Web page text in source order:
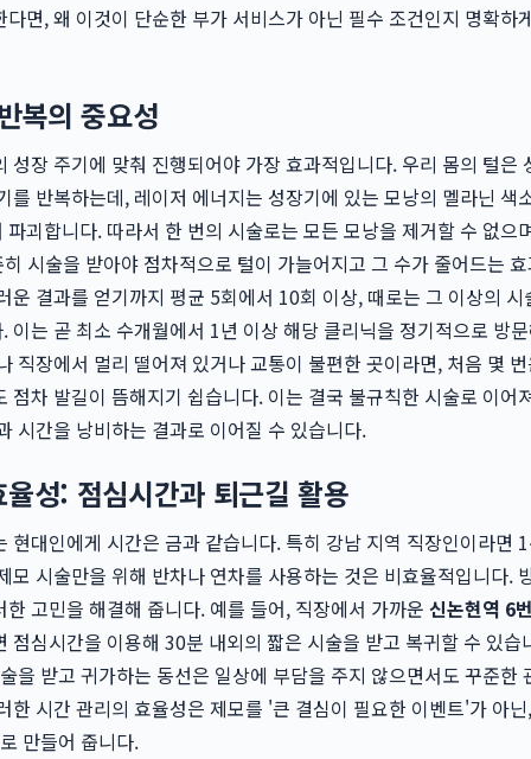
면, 왜 이것이 단순한 부가 서비스가 아닌 필수 조건인지 명확하
복의 중요성
성장 주기에 맞춰 진행되어야 가장 효과적입니다. 우리 몸의 털은
를 반복하는데, 레이저 에너지는 성장기에 있는 모낭의 멜라닌 색
괴합니다. 따라서 한 번의 시술로는 모든 모낭을 제거할 수 없으
시술을 받아야 점차적으로 털이 가늘어지고 그 수가 줄어드는
운 결과를 얻기까지 평균 5회에서 10회 이상, 때로는 그 이상의 시
이는 곧 최소 수개월에서 1년 이상 해당 클리닉을 정기적으로 방
직장에서 멀리 떨어져 있거나 교통이 불편한 곳이라면, 처음 몇
점차 발길이 뜸해지기 쉽습니다. 이는 결국 불규칙한 시술로 이어
시간을 낭비하는 결과로 이어질 수 있습니다.
성: 점심시간과 퇴근길 활용
현대인에게 시간은 금과 같습니다. 특히 강남 지역 직장인이라면
모 시술만을 위해 반차나 연차를 사용하는 것은 비효율적입니다.
고민을 해결해 줍니다. 예를 들어, 직장에서 가까운 신논현역 6
점심시간을 이용해 30분 내외의 짧은 시술을 받고 복귀할 수 있습
을 받고 귀가하는 동선은 일상에 부담을 주지 않으면서도 꾸준한
한 시간 관리의 효율성은 제모를 '큰 결심이 필요한 이벤트'가 아
만들어 줍니다.